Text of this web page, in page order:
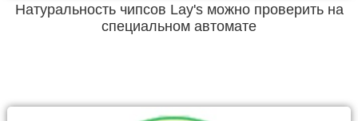
Натуральность чипсов Lay's можно проверить на
специальном автомате